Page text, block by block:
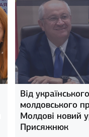
Від
молдовського
Молдові новий
Присяжнюк